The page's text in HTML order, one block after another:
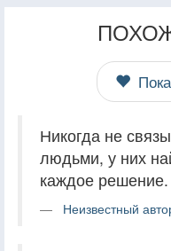
Никогда не
людьми, у них
каждое решение.
Неизвестный